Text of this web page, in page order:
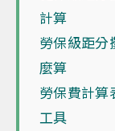
計算
勞保級距分
麼算
勞保費計算
工具